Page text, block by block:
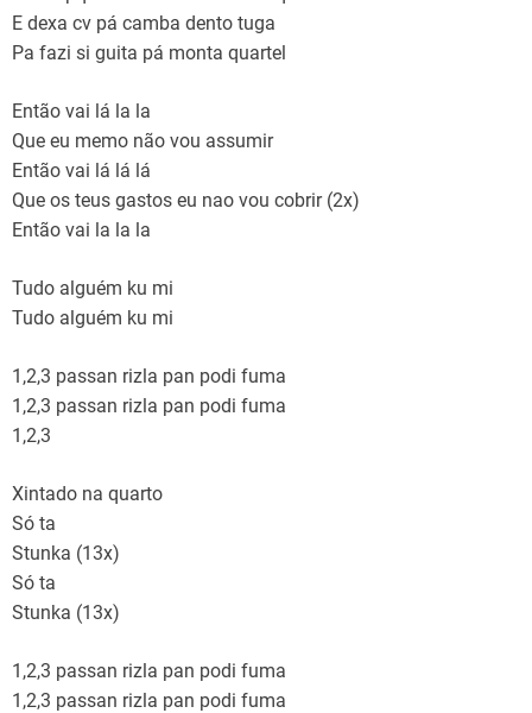
E dexa cv pá camba dento tuga
Pa fazi si guita pá monta quartel
Então vai lá la la
Que eu memo não vou assumir
Então vai lá lá lá
Que os teus gastos eu nao vou cobrir (2x)
Então vai la la la
Tudo alguém ku mi
Tudo alguém ku mi
1,2,3 passan rizla pan podi fuma
1,2,3 passan rizla pan podi fuma
1,2,3
Xintado na quarto
Só ta
Stunka (13x)
Só ta
Stunka (13x)
1,2,3 passan rizla pan podi fuma
1,2,3 passan rizla pan podi fuma